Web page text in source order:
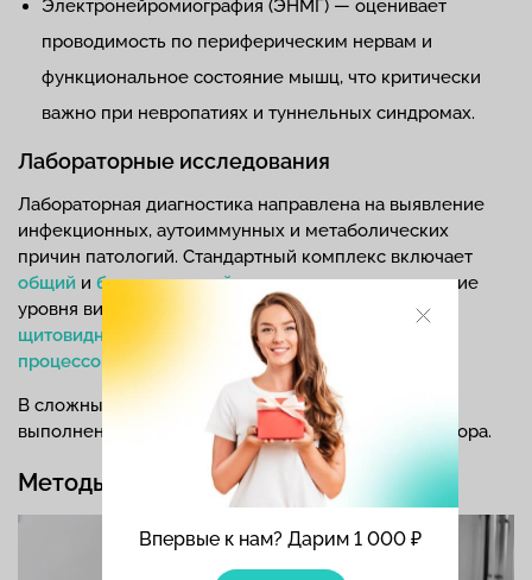
Впервые к нам? Дарим 1 000 ₽
Электронейромиография (ЭНМГ) — оценивает
проводимость по периферическим нервам и
функциональное состояние мышц, что критически
важно при невропатиях и туннельных синдромах.
Лабораторные исследования
Лабораторная диагностика направлена на выявление
инфекционных, аутоиммунных и метаболических
причин патологий. Стандартный комплекс включает
общий и биохимический анализ крови, определение
уровня витаминов (особенно группы В),
гормонов
щитовидной железы
маркеров аутоиммунных
процессов.
В сложных диагностических случаях может быть
выполнена люмбальная пункция для анализа ликвора.
Методы лечения у врача-невролога